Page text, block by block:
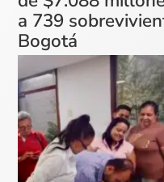
a 739
Bogotá